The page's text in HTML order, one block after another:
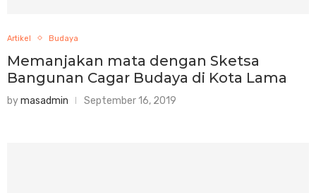
Artikel Budaya
Memanjakan mata dengan Sketsa
Bangunan Cagar Budaya di Kota Lama
bymasadmin September 16, 2019